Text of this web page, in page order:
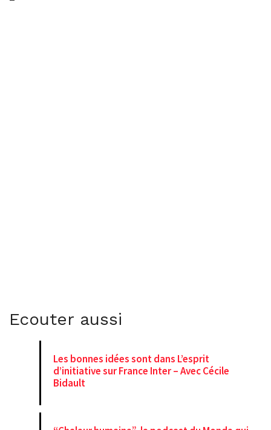
Ecouter aussi
Les bonnes idées sont dans L’esprit
d’initiative sur France Inter – Avec Cécile
Bidault